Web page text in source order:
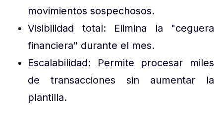
movimientos sospechosos.
Visibilidad total: Elimina la "ceguera
financiera" durante el mes.
Escalabilidad: Permite procesar miles
de transacciones sin aumentar la
plantilla.